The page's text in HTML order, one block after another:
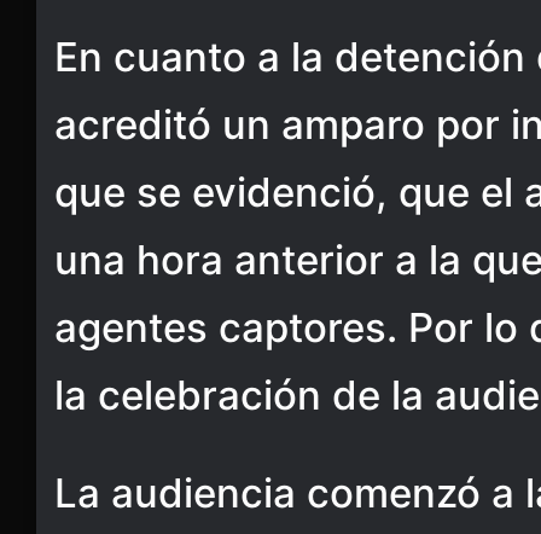
En cuanto a la detención
acreditó un amparo por
que se evidenció, que el
una hora anterior a la
agentes captores. Por lo
la celebración de la
La audiencia comenzó a